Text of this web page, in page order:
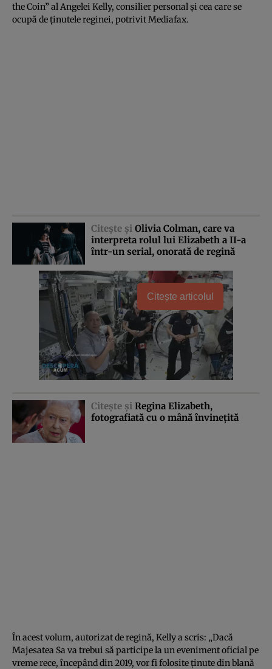
the Coin” al Angelei Kelly, consilier personal şi cea care se
ocupă de ţinutele reginei, potrivit Mediafax.
Citeşte şi Olivia Colman, care va
interpreta rolul lui Elizabeth a II-a
într-un serial, onorată de regină
Citește articolul
Citeşte şi Regina Elizabeth,
fotografiată cu o mână învineţită
În acest volum, autorizat de regină, Kelly a scris: „Dacă
Majesatea Sa va trebui să participe la un eveniment oficial pe
vreme rece, începând din 2019, vor fi folosite ţinute din blană